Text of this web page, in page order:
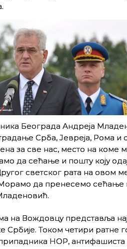
Београда Андреја
Срба, Јевреја, Рома и
за све нас, место на
да сећање и пошту коју
светског рата на овом
да пренесемо сећање
на Вождовцу представља
Србије. Током четири ратне
НОР, антифашиста